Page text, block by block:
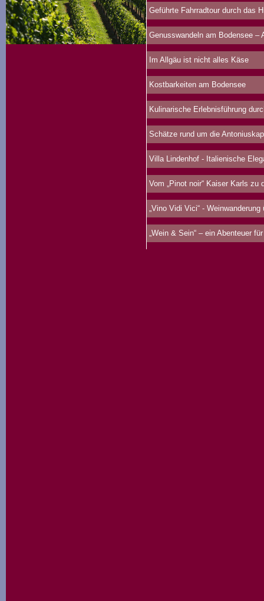
Geführte Fahrradtour durch das
Genusswandeln am Bodensee –
Im Allgäu ist nicht alles Käse
Kostbarkeiten am Bodensee
Kulinarische Erlebnisführung
Schätze rund um die
Villa Lindenhof - Italienische
Vom „Pinot noir“ Kaiser Karls zu
„Vino Vidi Vici“ -
„Wein & Sein“ – ein Abenteuer